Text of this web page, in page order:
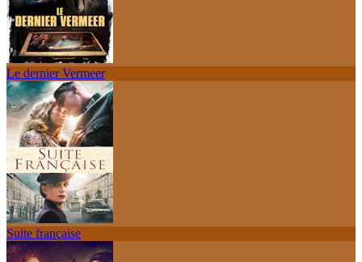
Le dernier Vermeer
Suite française